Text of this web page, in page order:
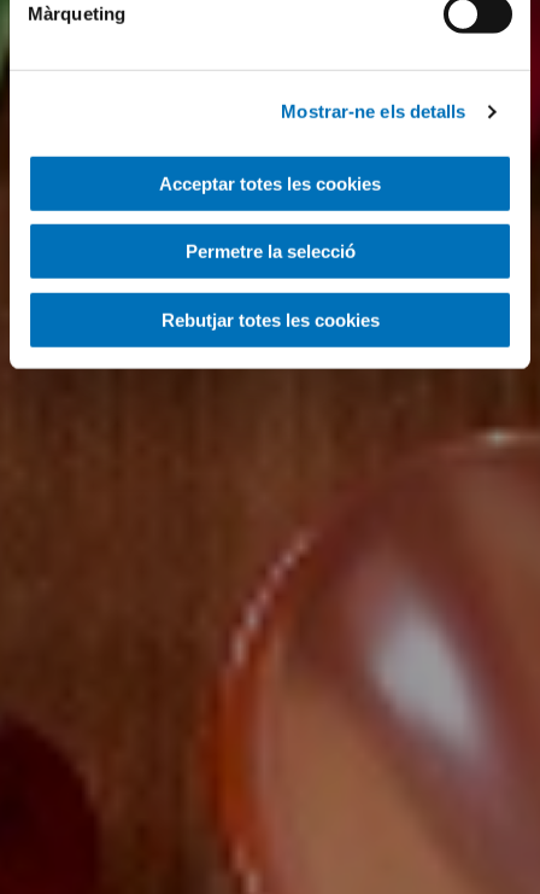
Màrqueting
Mostrar-ne els detalls
Acceptar totes les cookies
Permetre la selecció
Rebutjar totes les cookies